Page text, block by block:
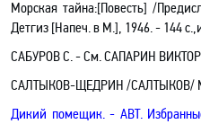
Морская тайна:[Повесть] /
Детгиз [Напеч. в М.], 1946. - 144
САБУРОВ С. - См. САПАРИН
САЛТЫКОВ-ЩЕДРИН /САЛТЫКОВ/
Дикий помещик. - АВТ.